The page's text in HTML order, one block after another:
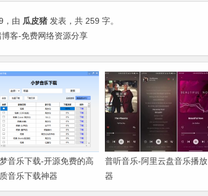
，由 瓜皮猪 发表，共 259 字。
客-免费网络资源分享
音乐下载-开源免费的高
音乐下载神器
普听音乐-阿里云盘音乐播放
器